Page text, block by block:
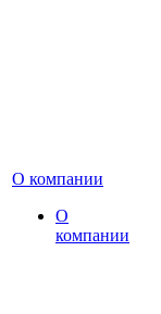
О компании
О
компании